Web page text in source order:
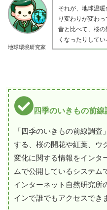
地球環境研究家
それが、地球温
り変わりが変わ
昔と比べて、桜
くなったりしてい
四季のいきもの前線
「四季のいきもの前線調
する、桜の開花や紅葉、ウ
変化に関する情報をインタ
ムで公開しているシステム
インターネット自然研究所
インで誰でもアクセスでき